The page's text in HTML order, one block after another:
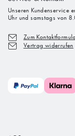
Unseren Kundenservice
Uhr und samstags von
Zum
Vertrag widerrufen